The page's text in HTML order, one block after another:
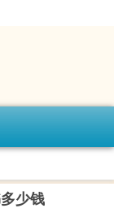
少钱